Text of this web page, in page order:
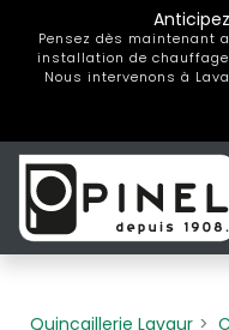
Pensez dès maintenant
installation de
Nous intervenons à
Quincaillerie Lavaur
Panneau de gestion des